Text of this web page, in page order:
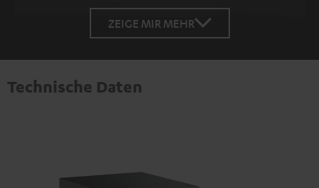
ZEIGE MIR MEHR
Technische Daten